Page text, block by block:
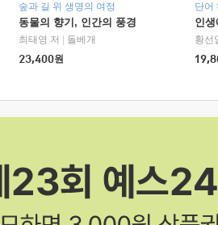
숲과 길 위 생명의 여정
동물의 향기, 인간의 풍경
최태영 저
돌베개
23,400원
단어
인
황선